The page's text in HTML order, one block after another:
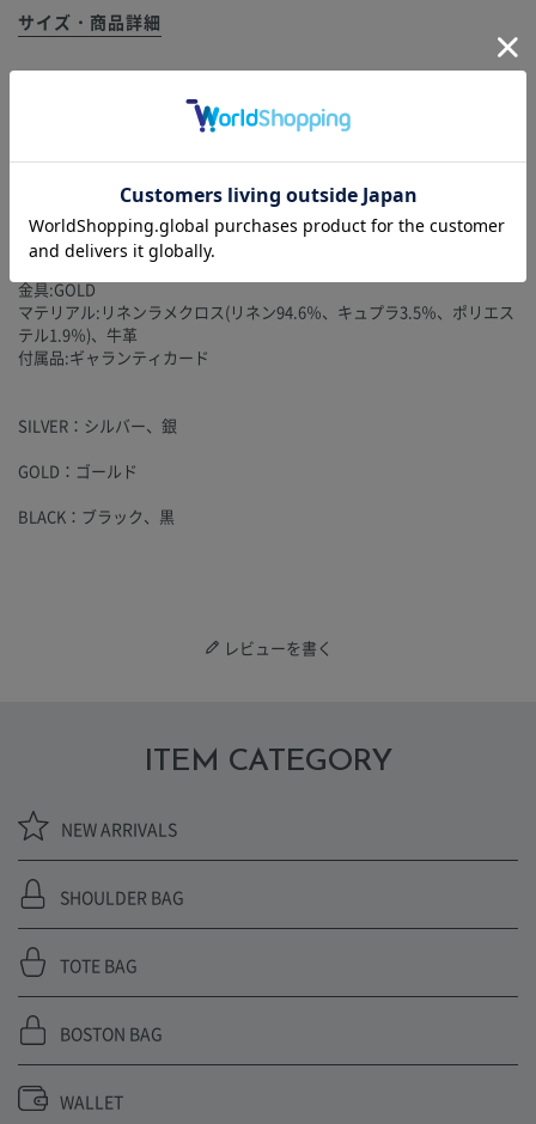
サイズ・商品詳細
外側:オープンポケット1個
内側:メイン1室、スナップボタン付ポケット1個、キーストラップ
ハンドル立ち上がり:約15cm
※ショルダーストラップは付いていません。
※A4サイズは収納できます。
金具:GOLD
マテリアル:リネンラメクロス(リネン94.6％、キュプラ3.5％、ポリエス
テル1.9％)、牛革
付属品:ギャランティカード
SILVER：シルバー、銀
GOLD：ゴールド
BLACK：ブラック、黒
レビューを書く
ITEM CATEGORY
NEW ARRIVALS
SHOULDER BAG
TOTE BAG
BOSTON BAG
WALLET